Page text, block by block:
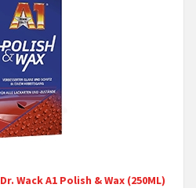
Dr. Wack A1 Polish & Wax (250ML)